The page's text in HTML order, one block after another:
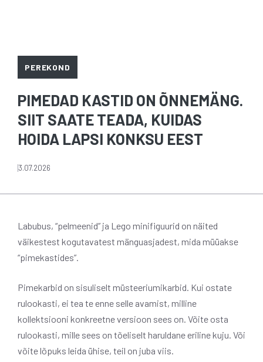
PEREKOND
PIMEDAD KASTID ON ÕNNEMÄNG.
SIIT SAATE TEADA, KUIDAS
HOIDA LAPSI KONKSU EEST
3.07.2026
Labubus, “pelmeenid” ja Lego minifiguurid on näited
väikestest kogutavatest mänguasjadest, mida müüakse
“pimekastides”.
Pimekarbid on sisuliselt müsteeriumikarbid. Kui ostate
rulookasti, ei tea te enne selle avamist, milline
kollektsiooni konkreetne versioon sees on. Võite osta
rulookasti, mille sees on tõeliselt haruldane eriline kuju. Või
võite lõpuks leida ühise, teil on juba viis.